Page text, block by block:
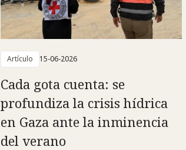
Artículo 15-06-2026
Cada gota cuenta: se
profundiza la crisis hídrica
en Gaza ante la inminencia
del verano